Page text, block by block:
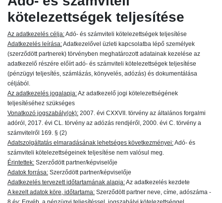
kötelezettségek teljesítése
Az adatkezelés célja:Adó- és számviteli kötelezettségek teljesítése
Adatkezelés leírása:Adatkezelővel üzleti kapcsolatba lépő személyek
(szerződött partnerek) törvényben meghatározott adatainak kezelése az
adatkezelő részére előírt adó- és számviteli kötelezettségek teljesítése
(pénzügyi teljesítés, számlázás, könyvelés, adózás) és dokumentálása
céljából.
Az adatkezelés jogalapja:Az adatkezelő jogi kötelezettségének
teljesítéséhez szükséges
Vonatkozó jogszabály(ok): 2007. évi CXXVII. törvény az általános forgalmi
adóról, 2017. évi CL. törvény az adózás rendjéről, 2000. évi C. törvény a
számvitelről 169. § (2)
Adatszolgáltatás elmaradásának lehetséges következményei:Adó- és
számviteli kötelezettségeinek teljesítése nem valósul meg.
Érintettek: Szerződött partner/képviselője
Adatok forrása: Szerződött partner/képviselője
Adatkezelés tervezett időtartamának alapja:Az adatkezelés kezdete
A kezelt adatok köre, időtartama: Szerződött partner neve, címe, adószáma -